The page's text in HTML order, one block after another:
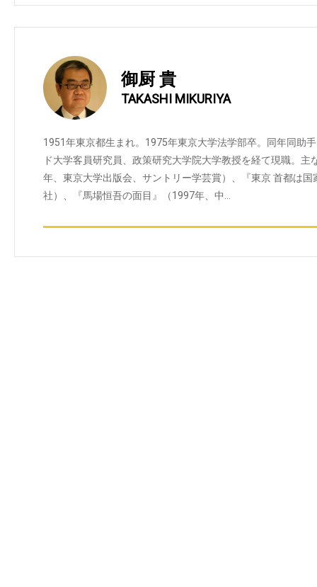
御厨 貴
TAKASHI MIKURIYA
1951年東京都生まれ。1975年東京大学法学部卒。同年同助
ド大学客員研究員、政策研究大学院大学教授を経て現職。
年、東京大学出版会、サントリー学芸賞）、『東京 首都は
社）、『馬場恒吾の面目』（1997年、中…